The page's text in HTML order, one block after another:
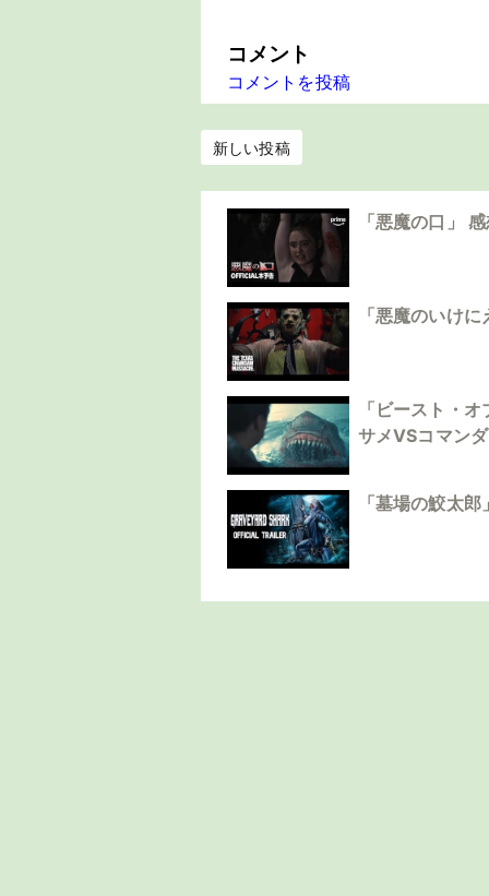
コメント
コメントを投稿
新しい投稿
「悪魔の口」
「悪魔のいけ
「ビースト・
サメVSコマン
「墓場の鮫太